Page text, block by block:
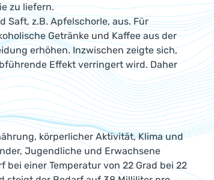
zu liefern.
Saft, z.B. Apfelschorle, aus. Für
Getränke und Kaffee aus der
erhöhen. Inzwischen zeigte sich,
Effekt verringert wird. Daher
körperlicher Aktivität, Klima und
Jugendliche und Erwachsene
einer Temperatur von 22 Grad bei 22